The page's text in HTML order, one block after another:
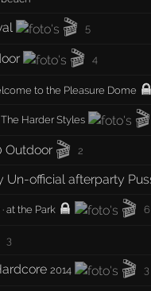
🎬 5
🎬 4
to the Pleasure Dome
The Harder Styles 🎬
Outdoor 🎬 2
Un-official afterparty
·at the Park 🎬 6
3
2014 🎬 3